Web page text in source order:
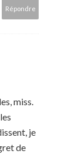
Répondre
miss.
je
de